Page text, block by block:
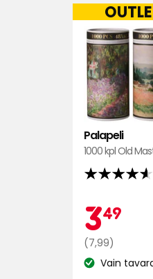
Palapeli
1000 kpl Old
4.6
5:stä,
211
arvostelun
perusteella
349
€
Normaali
hinta
7,99
(7,99)
KatsoVain